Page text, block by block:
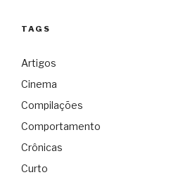
TAGS
Artigos
Cinema
Compilações
Comportamento
Crônicas
Curto